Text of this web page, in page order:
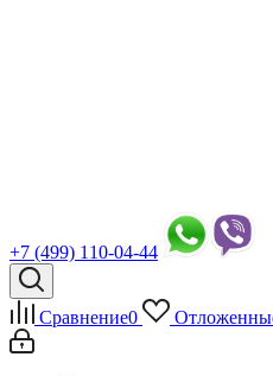
+7 (499) 110-04-44
Сравнение0